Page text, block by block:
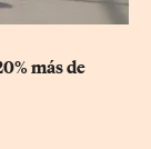
más de